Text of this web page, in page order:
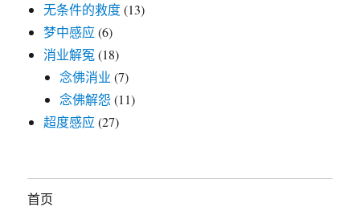
无条件的救度(13)
梦中感应 (6)
消业解冤(18)
念佛消业 (7)
念佛解怨(11)
超度感应 (27)
首页